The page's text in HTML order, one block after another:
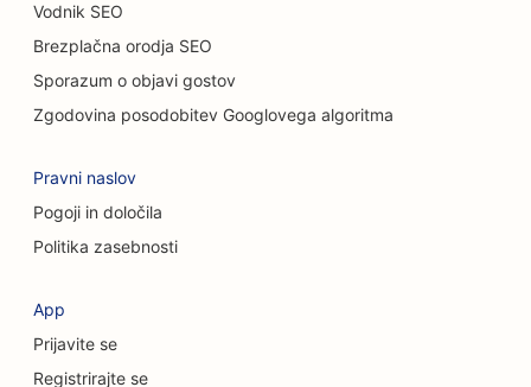
SEO za mačje kavarne
SEO za storitve kemičnega pilinga
SEO za trgovine z oblačili
SEO za kraniofacialne kirurge
SEO za kavarne
SEO za svetovalna podjetja
Vodnik SEO
Brezplačna orodja SEO
Sporazum o objavi gostov
Zgodovina posodobitev Googlovega algoritma
Pravni naslov
Pogoji in določila
Politika zasebnosti
App
Prijavite se
Registrirajte se